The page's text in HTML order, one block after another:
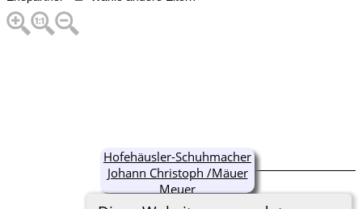
Hofehäusler-Schuhmacher
Johann Christoph /Mäuer
Meuer